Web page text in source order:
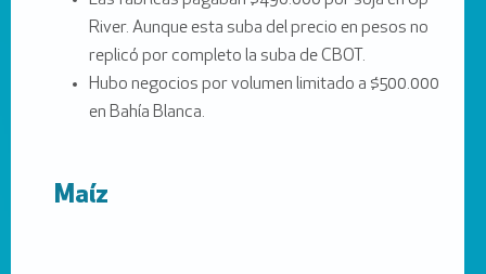
River. Aunque esta suba del precio en pesos no
replicó por completo la suba de CBOT.
Hubo negocios por volumen limitado a $500.000
en Bahía Blanca.
Maíz